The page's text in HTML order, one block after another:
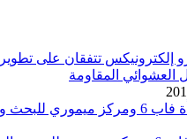
إلكترونيكس تتفقان على
العشوائي المقاومة